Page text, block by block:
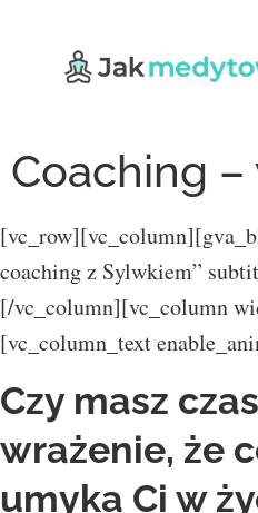
Coaching –
coaching z Sylwkiem”
[/vc_column][vc_column
[vc_column_text
Czy masz
wrażenie, że
umyka Ci w